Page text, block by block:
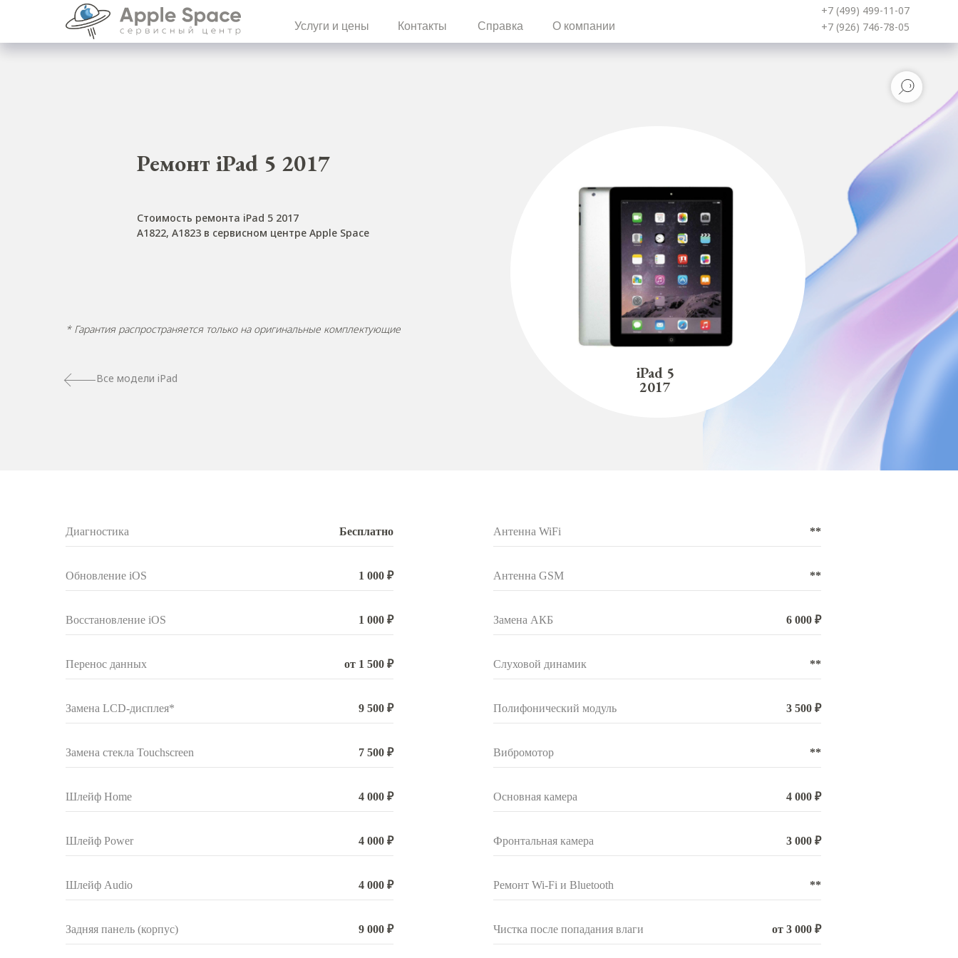
Услуги и цены Справка
Контакты О компании
+7 (499) 499-11-07
+7 (926) 746-78-05
Все модели iPad iPad 5
2017
Стоимость ремонта iPad 5 2017
A1822, A1823 в сервисном центре Apple Space
* Гарантия распространяется только на оригинальные комплектующие
Ремонт iPad 5 2017
Диагностика Бесплатно
Обновление iOS 1 000 ₽
Восстановление iOS 1 000 ₽
Перенос данных от 1 500 ₽
Замена LCD-дисплея* 9 500 ₽
Замена стекла Touchscreen 7 500 ₽
Шлейф Home 4 000 ₽
Шлейф Power 4 000 ₽
Шлейф Audio 4 000 ₽
Задняя панель (корпус) 9 000 ₽
Антенна WiFi **
Антенна GSM **
Замена АКБ 6 000 ₽
Слуховой динамик **
Полифонический модуль 3 500 ₽
Вибромотор **
Основная камера 4 000 ₽
Фронтальная камера 3 000 ₽
Ремонт Wi-Fi и Bluetooth **
Чистка после попадания влаги от 3 000 ₽